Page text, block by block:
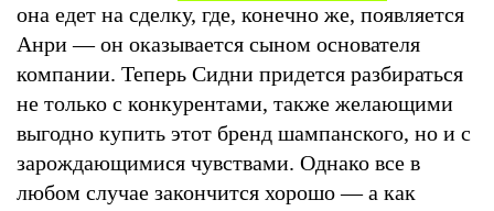
она едет на сделку, где, конечно же, появляется
Анри — он оказывается сыном основателя
компании. Теперь Сидни придется разбираться
не только с конкурентами, также желающими
выгодно купить этот бренд шампанского, но и с
зарождающимися чувствами. Однако все в
любом случае закончится хорошо — а как